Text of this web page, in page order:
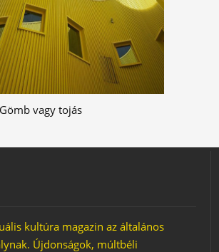
SÁRGA
FŐTÉREN
kultúra magazin az általános
Újdonságok, múltbéli